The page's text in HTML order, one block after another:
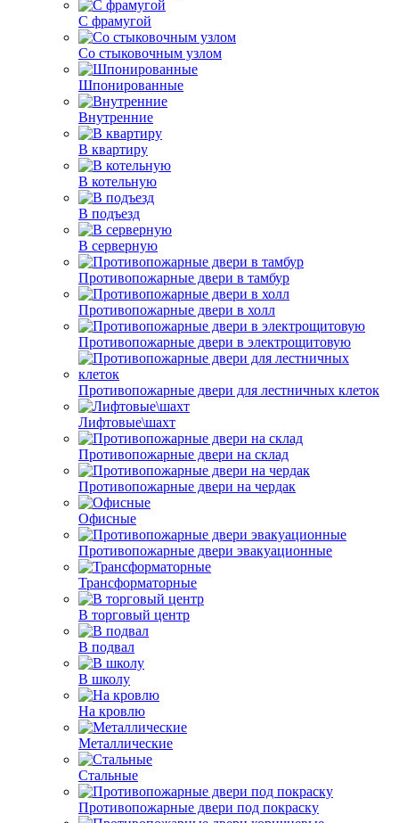
С фрамугой
Со стыковочным узлом
Шпонированные
Внутренние
В квартиру
В котельную
В подъезд
В серверную
Противопожарные двери в тамбур
Противопожарные двери в холл
Противопожарные двери в электрощитовую
Противопожарные двери для лестничных клеток
Лифтовые\шахт
Противопожарные двери на склад
Противопожарные двери на чердак
Офисные
Противопожарные двери эвакуационные
Трансформаторные
В торговый центр
В подвал
В школу
На кровлю
Металлические
Стальные
Противопожарные двери под покраску